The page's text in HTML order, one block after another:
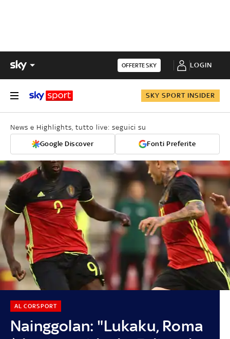
OFFERTE SKY LOGIN
SKY SPORT INSIDER
News e Highlights, tutto live: seguici su
Google Discover Fonti Preferite
Nainggolan: "Lukaku, Roma
AL CORSPORT